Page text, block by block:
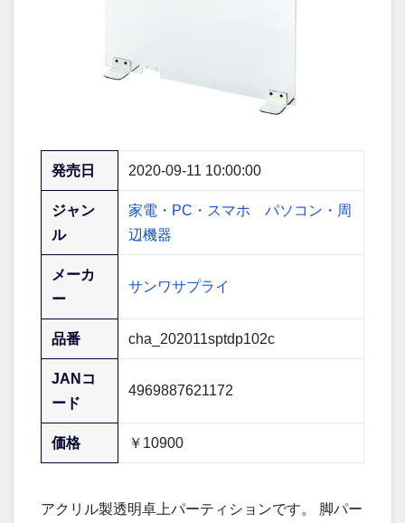
発売日 2020-09-11 10:00:00
ジャン
ル
家電・PC・スマホ
パソコン・周
辺機器
メーカ
ー
サンワサプライ
品番 cha_202011sptdp102c
JANコ
ード
4969887621172
価格 ￥10900
アクリル製透明卓上パーティションです。 脚パー